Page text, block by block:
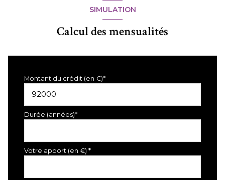
SIMULATION
Calcul des mensualités
Montant du crédit (en €)*
Durée (années)*
Votre apport (en €) *